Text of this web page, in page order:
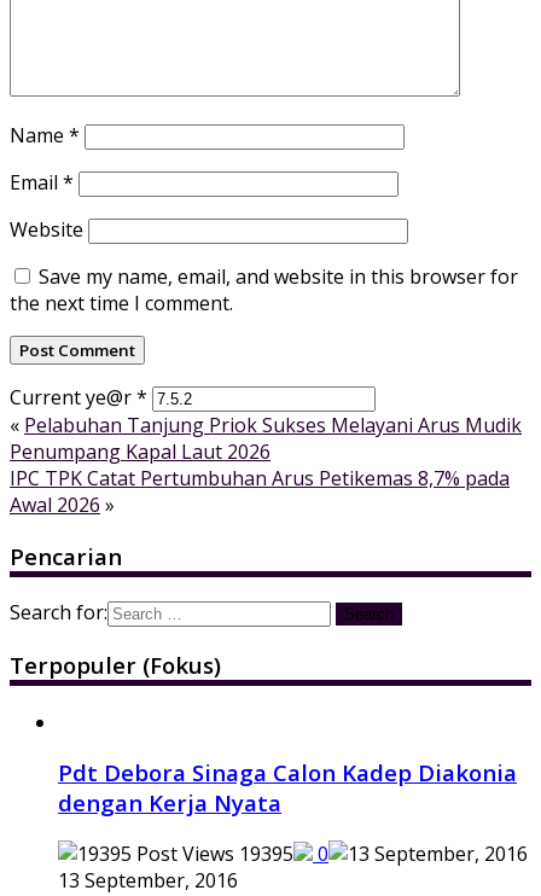
Name *
Email *
Website
Save my name, email, and website in this browser for
the next time I comment.
Current ye@r*
« Pelabuhan Tanjung Priok Sukses Melayani Arus Mudik
Penumpang Kapal Laut 2026
IPC TPK Catat Pertumbuhan Arus Petikemas 8,7% pada
Awal 2026 »
Pencarian
Search for:
Terpopuler (Fokus)
Pdt Debora Sinaga Calon Kadep Diakonia
dengan Kerja Nyata
19395
0
13 September, 2016